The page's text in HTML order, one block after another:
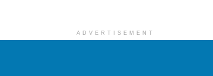
ADVERTISEMENT